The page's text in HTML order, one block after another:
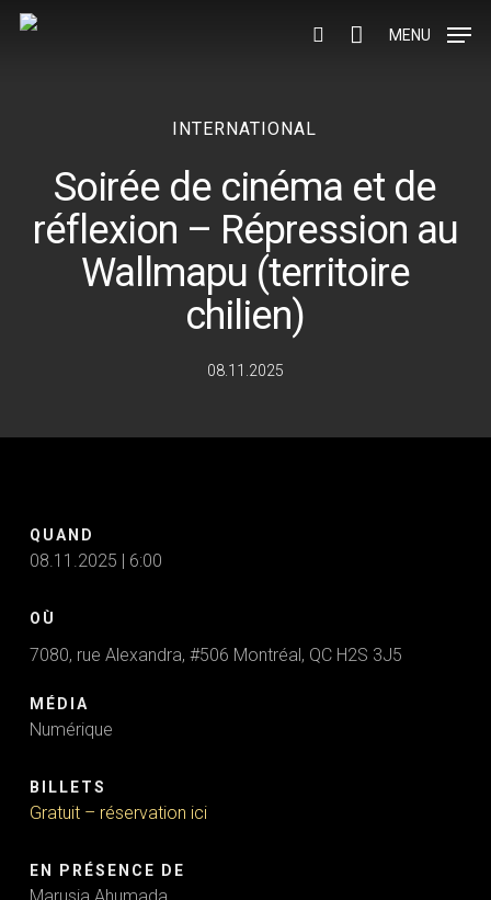
Skip
search
MENU
INTERNATIONAL
Soirée de cinéma et de
réflexion – Répression au
Wallmapu (territoire
chilien)
08.11.2025
QUAND
08.11.2025 | 6:00
OÙ
7080, rue Alexandra, #506 Montréal, QC H2S 3J5
MÉDIA
Numérique
BILLETS
Gratuit – réservation ici
EN PRÉSENCE DE